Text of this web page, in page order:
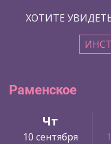
ХОТИТЕ
Раменское
Чт
10 сентября